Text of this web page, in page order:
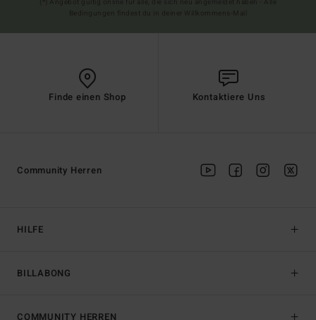
Finde einen Shop Kontaktiere Uns
HILFE
BILLABONG
Community Herren
COMMUNITY HERREN